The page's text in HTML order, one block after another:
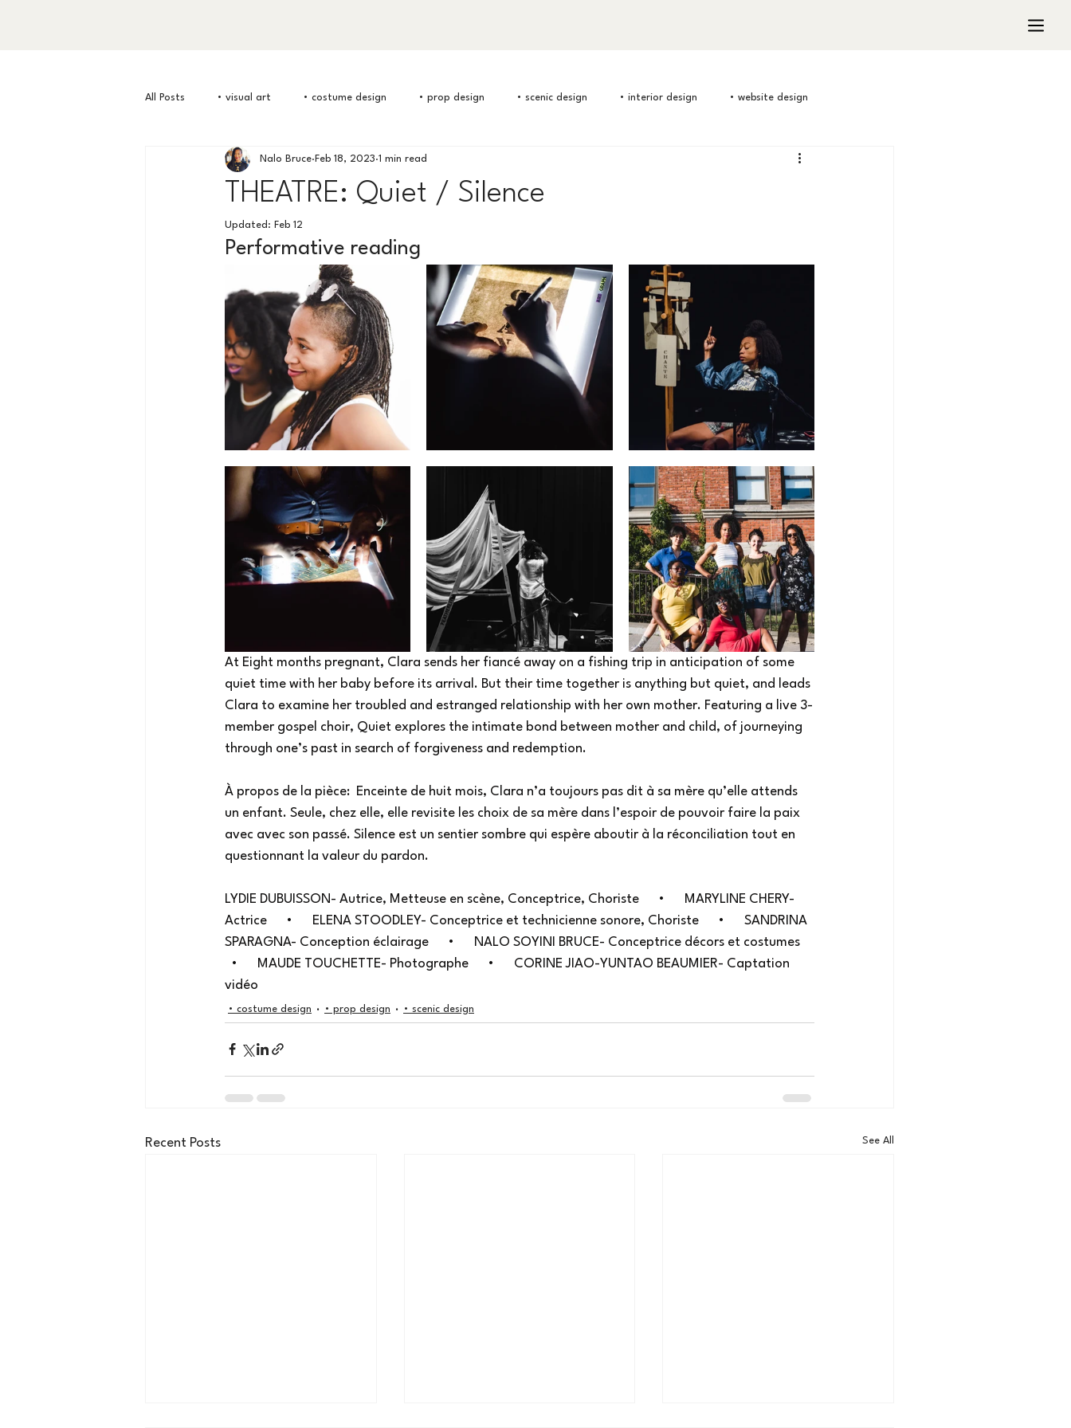
All Posts • visual art • costume design • prop design • scenic design • interior design • website design
THEATRE: Quiet / Silence
Nalo Bruce Feb 18, 2023 1 min read
Updated: Feb 12
Performative reading
At Eight months pregnant, Clara sends her fiancé away on a fishing trip in anticipation of some
quiet time with her baby before its arrival. But their time together is anything but quiet, and leads
Clara to examine her troubled and estranged relationship with her own mother. Featuring a live 3-
member gospel choir, Quiet explores the intimate bond between mother and child, of journeying
through one’s past in search of forgiveness and redemption.
À propos de la pièce:  Enceinte de huit mois, Clara n’a toujours pas dit à sa mère qu’elle attends
un enfant. Seule, chez elle, elle revisite les choix de sa mère dans l’espoir de pouvoir faire la paix
avec avec son passé. Silence est un sentier sombre qui espère aboutir à la réconciliation tout en
questionnant la valeur du pardon.
LYDIE DUBUISSON- Autrice, Metteuse en scène, Conceptrice, Choriste      •      MARYLINE CHERY-
Actrice      •      ELENA STOODLEY- Conceptrice et technicienne sonore, Choriste      •      SANDRINA
SPARAGNA- Conception éclairage      •      NALO SOYINI BRUCE- Conceptrice décors et costumes
  •      MAUDE TOUCHETTE- Photographe      •      CORINE JIAO-YUNTAO BEAUMIER- Captation
vidéo
• costume design • prop design • scenic design
Recent Posts See All